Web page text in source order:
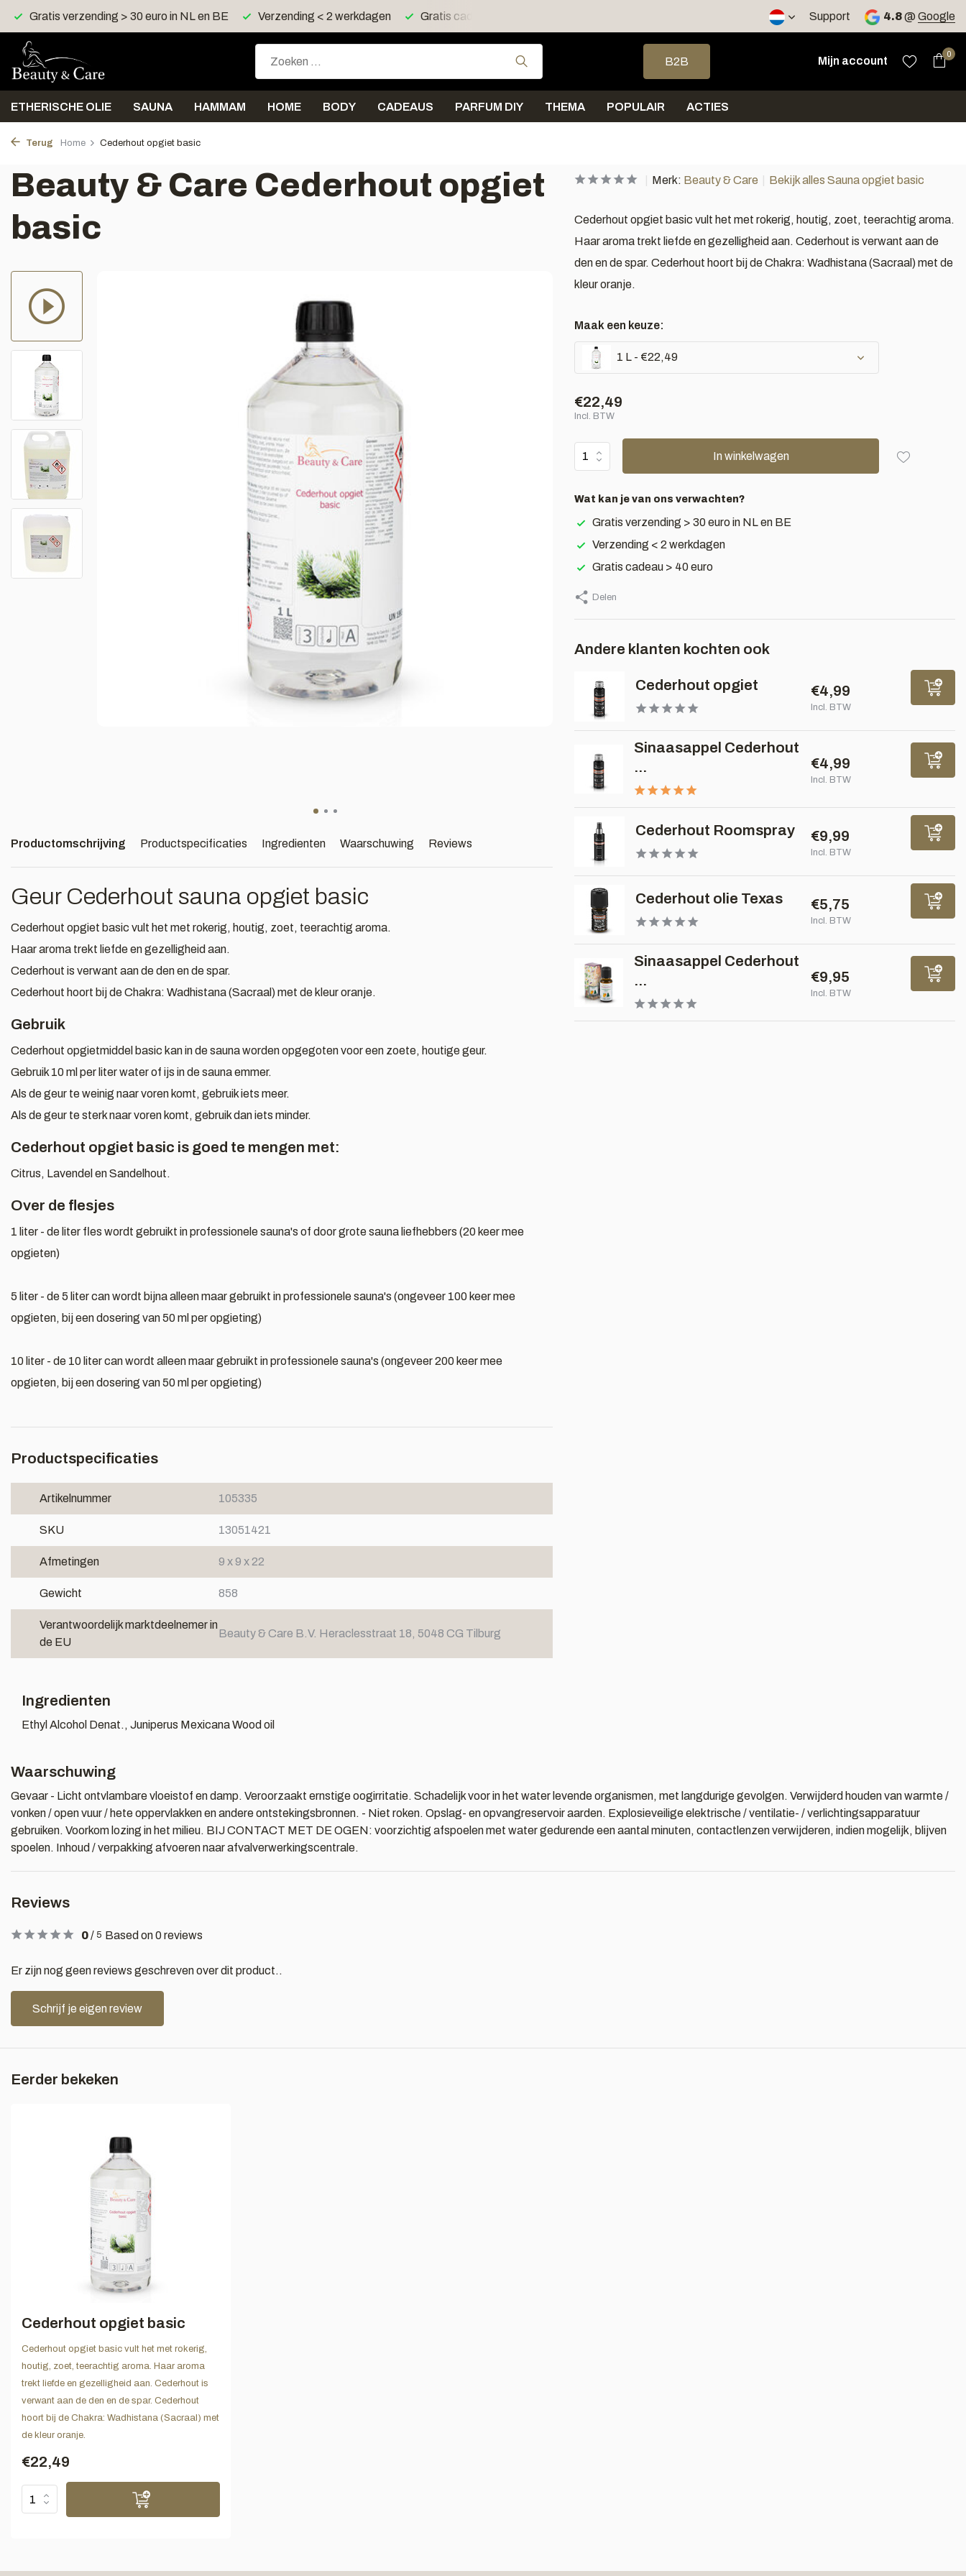
Verzending < 2 werkdagen Gratis cadeau > 40 euro Gratis verzending > 30 euro in NL en BE Support 4.8@ Google
Gebruik de pijltjes op en neer om een beschikbaar resultaat te selecteren. Druk
B2B
Mijn account
0
ETHERISCHE OLIE SAUNA HAMMAM HOME BODY CADEAUS PARFUM DIY THEMA POPULAIR ACTIES
Terug Home Cederhout opgiet basic
Beauty & Care Cederhout opgiet
basic
Productomschrijving Productspecificaties Ingredienten Waarschuwing Reviews
Geur Cederhout sauna opgiet basic
Cederhout opgiet basic vult het met rokerig, houtig, zoet, teerachtig aroma.
Haar aroma trekt liefde en gezelligheid aan.
Cederhout is verwant aan de den en de spar.
Cederhout hoort bij de Chakra: Wadhistana (Sacraal) met de kleur oranje.
Gebruik
Cederhout opgietmiddel basic kan in de sauna worden opgegoten voor een zoete, houtige geur.
Gebruik 10 ml per liter water of ijs in de sauna emmer.
Als de geur te weinig naar voren komt, gebruik iets meer.
Als de geur te sterk naar voren komt, gebruik dan iets minder.
Cederhout opgiet basic is goed te mengen met:
Citrus, Lavendel en Sandelhout.
Over de flesjes
1 liter - de liter fles wordt gebruikt in professionele sauna's of door grote sauna liefhebbers (20 keer mee
opgieten)
5 liter - de 5 liter can wordt bijna alleen maar gebruikt in professionele sauna's (ongeveer 100 keer mee
opgieten, bij een dosering van 50 ml per opgieting)
10 liter - de 10 liter can wordt alleen maar gebruikt in professionele sauna's (ongeveer 200 keer mee
opgieten, bij een dosering van 50 ml per opgieting)
Productspecificaties
Artikelnummer 105335
SKU 13051421
Afmetingen 9 x 9 x 22
Gewicht 858
Verantwoordelijk marktdeelnemer in
de EU
Beauty & Care B.V. Heraclesstraat 18, 5048 CG Tilburg
Merk: Beauty & Care Bekijk alles Sauna opgiet basic
Cederhout opgiet basic vult het met rokerig, houtig, zoet, teerachtig aroma.
Haar aroma trekt liefde en gezelligheid aan. Cederhout is verwant aan de
den en de spar. Cederhout hoort bij de Chakra: Wadhistana (Sacraal) met de
kleur oranje.
Maak een keuze:
1 L - €22,49
€22,49
Incl. BTW
In winkelwagen
Wat kan je van ons verwachten?
Gratis verzending > 30 euro in NL en BE
Verzending < 2 werkdagen
Gratis cadeau > 40 euro
Delen
Andere klanten kochten ook
Cederhout opgiet €4,99
Incl. BTW
Sinaasappel Cederhout
...
€4,99
Incl. BTW
Cederhout Roomspray €9,99
Incl. BTW
Cederhout olie Texas €5,75
Incl. BTW
Sinaasappel Cederhout
...
€9,95
Incl. BTW
Ingredienten
Ethyl Alcohol Denat., Juniperus Mexicana Wood oil
Waarschuwing
Gevaar - Licht ontvlambare vloeistof en damp. Veroorzaakt ernstige oogirritatie. Schadelijk voor in het water levende organismen, met langdurige gevolgen. Verwijderd houden van warmte /
vonken / open vuur / hete oppervlakken en andere ontstekingsbronnen. - Niet roken. Opslag- en opvangreservoir aarden. Explosieveilige elektrische / ventilatie- / verlichtingsapparatuur
gebruiken. Voorkom lozing in het milieu. BIJ CONTACT MET DE OGEN: voorzichtig afspoelen met water gedurende een aantal minuten, contactlenzen verwijderen, indien mogelijk, blijven
spoelen. Inhoud / verpakking afvoeren naar afvalverwerkingscentrale.
Reviews
0/ 5 Based on 0 reviews
Er zijn nog geen reviews geschreven over dit product..
Schrijf je eigen review
Eerder bekeken
Cederhout opgiet basic
Cederhout opgiet basic vult het met rokerig,
houtig, zoet, teerachtig aroma. Haar aroma
trekt liefde en gezelligheid aan. Cederhout is
verwant aan de den en de spar. Cederhout
hoort bij de Chakra: Wadhistana (Sacraal) met
de kleur oranje.
€22,49